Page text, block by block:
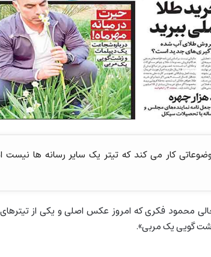
کار می کند که تیتر یک سایر رسانه ها نیست
محمود فکری که امروز عکس اصلی و یکی از
گویی یک مربی».